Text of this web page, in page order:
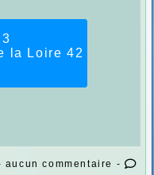
la Loire 42
aucun commentaire -